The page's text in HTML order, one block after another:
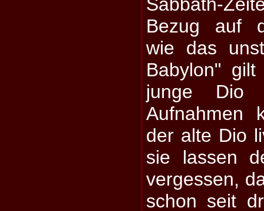
Bezug auf
wie das
Babylon"
junge Dio
Aufnahmen
der alte Dio
sie lassen
vergessen,
schon seit